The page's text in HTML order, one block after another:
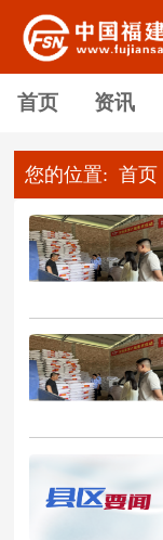
首页 资讯
您的位置:首页